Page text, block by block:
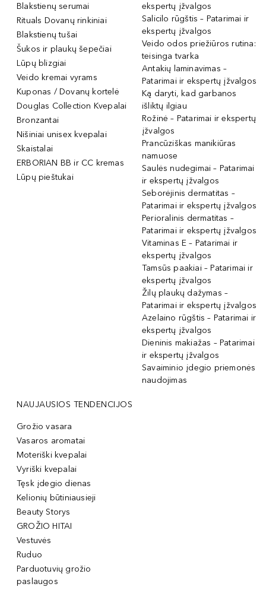
Blakstienų serumai
Rituals Dovanų rinkiniai
Blakstienų tušai
Šukos ir plaukų šepečiai
Lūpų blizgiai
Veido kremai vyrams
Kuponas / Dovanų kortelė
Douglas Collection Kvepalai
Bronzantai
Nišiniai unisex kvepalai
Skaistalai
ERBORIAN BB ir CC kremas
Lūpų pieštukai
ekspertų įžvalgos
Salicilo rūgštis – Patarimai ir
ekspertų įžvalgos
Veido odos priežiūros rutina:
teisinga tvarka
Antakių laminavimas –
Patarimai ir ekspertų įžvalgos
Ką daryti, kad garbanos
išliktų ilgiau
Rožinė – Patarimai ir ekspertų
įžvalgos
Prancūziškas manikiūras
namuose
Saulės nudegimai – Patarimai
ir ekspertų įžvalgos
Seborėjinis dermatitas –
Patarimai ir ekspertų įžvalgos
Perioralinis dermatitas –
Patarimai ir ekspertų įžvalgos
Vitaminas E – Patarimai ir
ekspertų įžvalgos
Tamsūs paakiai – Patarimai ir
ekspertų įžvalgos
Žilų plaukų dažymas –
Patarimai ir ekspertų įžvalgos
Azelaino rūgštis – Patarimai ir
ekspertų įžvalgos
Dieninis makiažas – Patarimai
ir ekspertų įžvalgos
Savaiminio įdegio priemonės
naudojimas
NAUJAUSIOS TENDENCIJOS
Grožio vasara
Vasaros aromatai
Moteriški kvepalai
Vyriški kvepalai
Tęsk įdegio dienas
Kelionių būtiniausieji
Beauty Storys
GROŽIO HITAI
Vestuvės
Ruduo
Parduotuvių grožio
paslaugos